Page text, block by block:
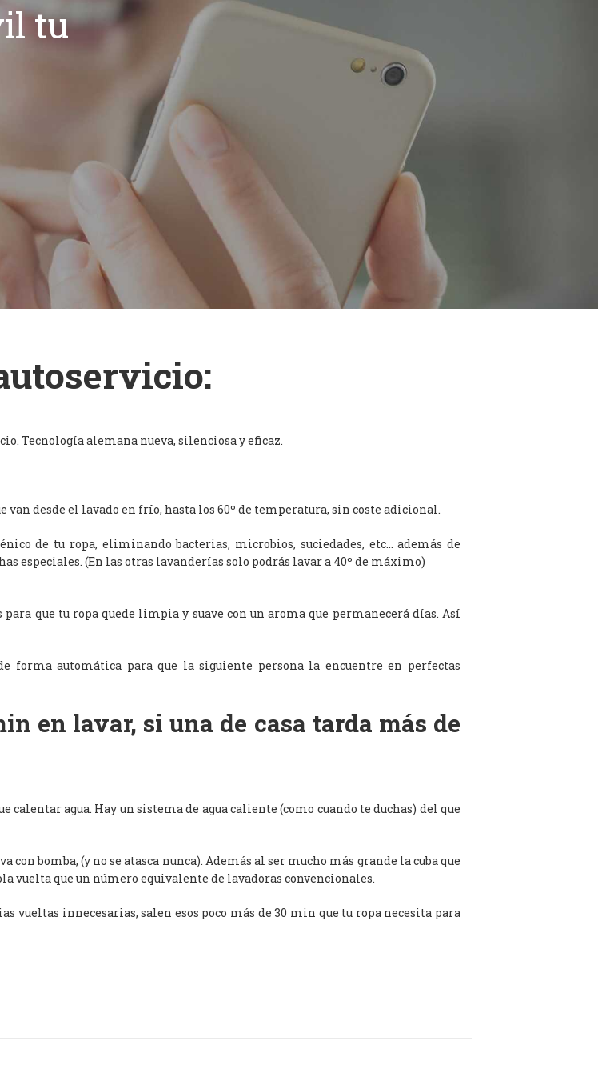
tu
Tecnología alemana nueva, silenciosa y eficaz.
desde el lavado en frío, hasta los 60º de temperatura, sin coste adicional.
de tu ropa, eliminando bacterias, microbios, suciedades, etc… además de
especiales. (En las otras lavanderías solo podrás lavar a 40º de máximo)
que tu ropa quede limpia y suave con un aroma que permanecerá días. Así
forma automática para que la siguiente persona la encuentre en perfectas
en lavar, si una de casa tarda más de
agua. Hay un sistema de agua caliente (como cuando te duchas) del que
bomba, (y no se atasca nunca). Además al ser mucho más grande la cuba que
vuelta que un número equivalente de lavadoras convencionales.
vueltas innecesarias, salen esos poco más de 30 min que tu ropa necesita para